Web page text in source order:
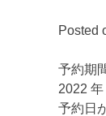
Posted
予約期
2022 年
予約日